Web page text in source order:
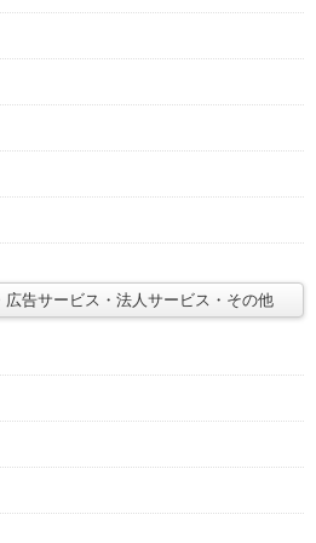
告サービス・法人サービス・その他